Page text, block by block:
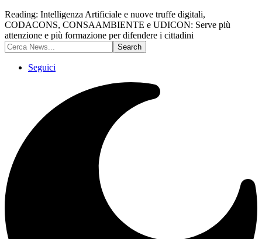
Reading: Intelligenza Artificiale e nuove truffe digitali,
CODACONS, CONSAAMBIENTE e UDICON: Serve più
attenzione e più formazione per difendere i cittadini
Seguici